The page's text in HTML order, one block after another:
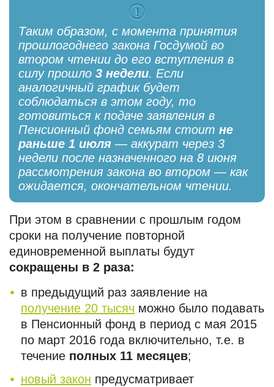
Таким образом, с момента принятия
прошлогоднего закона Госдумой во
втором чтении до его вступления в
силу прошло 3 недели. Если
аналогичный график будет
соблюдаться в этом году, то
готовиться к подаче заявления в
Пенсионный фонд семьям стоит не
раньше 1 июля — аккурат через 3
недели после назначенного на 8 июня
рассмотрения закона во втором — как
ожидается, окончательном чтении.
При этом в сравнении с прошлым годом
сроки на получение повторной
единовременной выплаты будут
сокращены в 2 раза:
в предыдущий раз заявление на
получение 20 тысяч можно было подавать
в Пенсионный фонд в период с мая 2015
по март 2016 года включительно, т.е. в
течение полных 11 месяцев;
новый закон предусматривает